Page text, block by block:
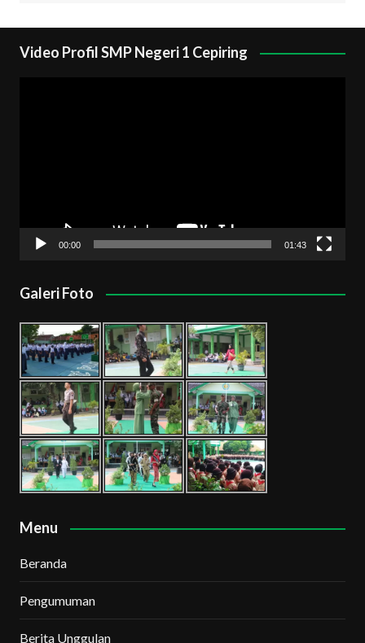
Video Profil SMP Negeri 1 Cepiring
00:00 01:43
Galeri Foto
Menu
Beranda
Pengumuman
Berita Unggulan